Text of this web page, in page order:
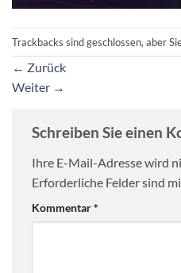
Trackbacks sind geschlossen, aber
← Zurück
Weiter →
Schreiben Sie einen
Ihre E-Mail-Adresse wird
Erforderliche Felder sind
Kommentar*